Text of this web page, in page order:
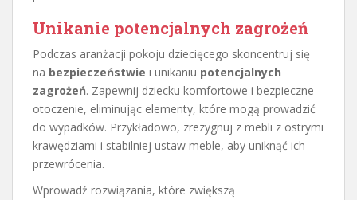
Unikanie potencjalnych zagrożeń
Podczas aranżacji pokoju dziecięcego skoncentruj się
na bezpieczeństwie i unikaniu potencjalnych
zagrożeń. Zapewnij dziecku komfortowe i bezpieczne
otoczenie, eliminując elementy, które mogą prowadzić
do wypadków. Przykładowo, zrezygnuj z mebli z ostrymi
krawędziami i stabilniej ustaw meble, aby uniknąć ich
przewrócenia.
Wprowadź rozwiązania, które zwiększą